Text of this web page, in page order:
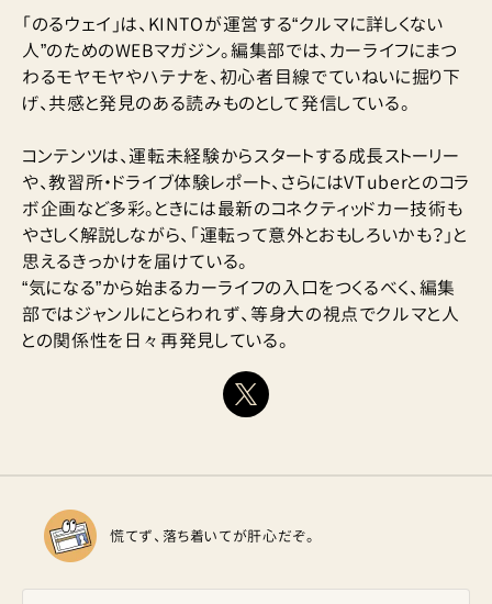
「のるウェイ」は、KINTOが運営する“クルマに詳しくない
人”のためのWEBマガジン。編集部では、カーライフにまつ
わるモヤモヤやハテナを、初心者目線でていねいに掘り下
げ、共感と発見のある読みものとして発信している。
コンテンツは、運転未経験からスタートする成長ストーリー
や、教習所・ドライブ体験レポート、さらにはVTuberとのコラ
ボ企画など多彩。ときには最新のコネクティッドカー技術も
やさしく解説しながら、「運転って意外とおもしろいかも？」と
思えるきっかけを届けている。
“気になる”から始まるカーライフの入口をつくるべく、編集
部ではジャンルにとらわれず、等身大の視点でクルマと人
との関係性を日々再発見している。
慌てず、落ち着いてが肝心だぞ。